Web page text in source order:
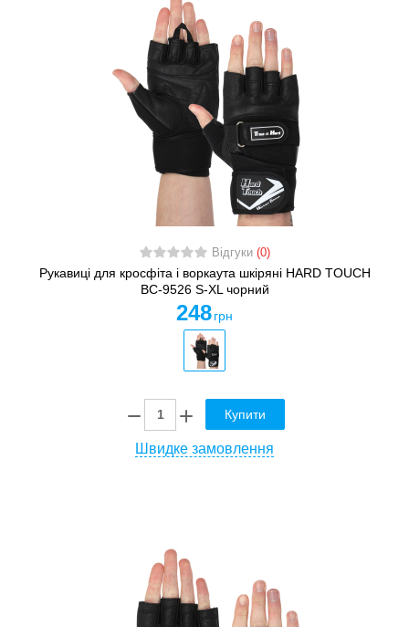
Відгуки (0)
Рукавиці для кросфіта і воркаута шкіряні HARD TOUCH
BC-9526 S-XL чорний
248 грн
Купити
Швидке замовлення